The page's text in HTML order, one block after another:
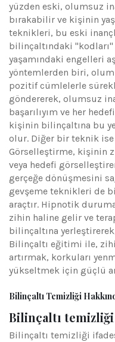
yüzden eski, olumsuz
bırakabilir ve kişinin
teknikleri, bu eski
bilinçaltındaki
yaşamındaki engelleri
yöntemlerden biri,
pozitif cümlelerle
göndererek, olumsuz
başarılıyım ve her
kişinin bilinçaltına bu
olur. Diğer bir teknik
Görselleştirme, kişinin
veya hedefi
gerçeğe dönüşmesini
gevşeme teknikleri de
araçtır. Hipnotik
zihin haline gelir ve
bilinçaltına
Bilinçaltı eğitimi ile,
artırmak, korkuları
yükseltmek için güçlü
Bilinçaltı Temizliği
Bilinçaltı
Bilinçaltı temizliği